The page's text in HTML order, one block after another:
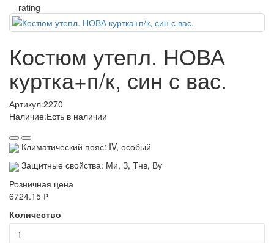
rating
Костюм утепл. НОВА
куртка+п/к, син с вас.
Артикул:2270
Наличие:Есть в наличии
Климатический пояс: IV, особый
Защитные свойства: Ми, З, Тнв, Ву
Розничная цена
6724.15 ₽
Количество